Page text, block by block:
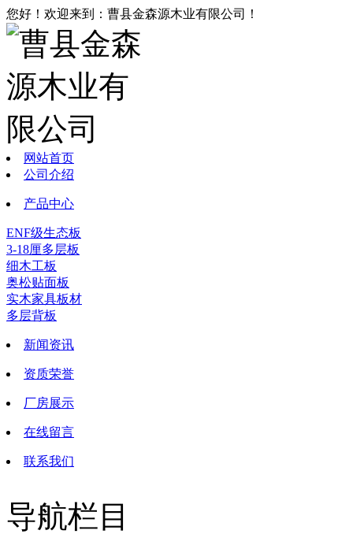
您好！欢迎来到：曹县金森源木业有限公司！
网站首页
公司介绍
产品中心
ENF级生态板
3-18厘多层板
细木工板
奥松贴面板
实木家具板材
多层背板
新闻资讯
资质荣誉
厂房展示
在线留言
联系我们
导航栏目